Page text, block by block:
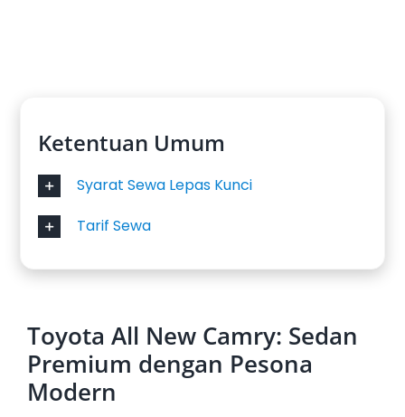
Ketentuan Umum
Syarat Sewa Lepas Kunci
Tarif Sewa
Toyota All New Camry: Sedan
Premium dengan Pesona
Modern